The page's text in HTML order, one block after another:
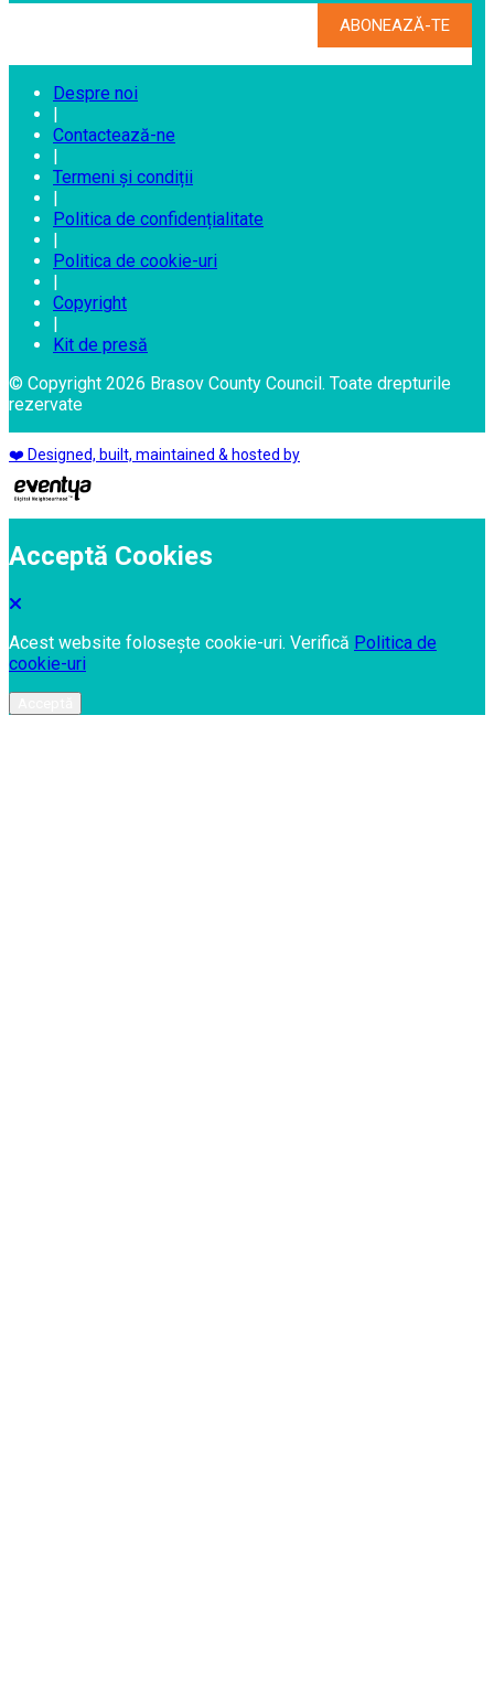
Despre noi
Contactează-ne
Termeni și condiții
Politica de confidențialitate
Politica de cookie-uri
Copyright
Kit de presă
© Copyright 2026 Brasov County Council. Toate drepturile
rezervate
❤️ Designed, built, maintained & hosted by
Acceptă Cookies
Acest website folosește cookie-uri. Verifică Politica de
cookie-uri